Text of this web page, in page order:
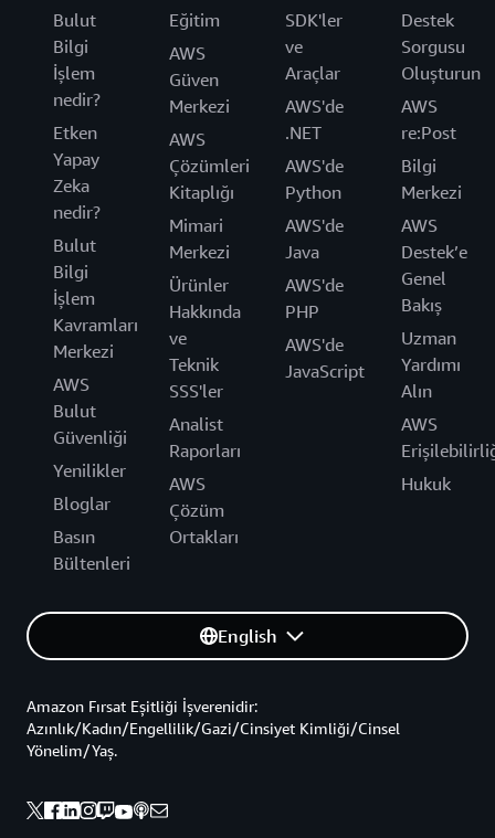
Bulut
Bilgi
İşlem
nedir?
Etken
Yapay
Zeka
nedir?
Bulut
Bilgi
İşlem
Kavramları
Merkezi
AWS
Bulut
Güvenliği
Yenilikler
Bloglar
Basın
Bültenleri
Eğitim
AWS
Güven
Merkezi
AWS
Çözümleri
Kitaplığı
Mimari
Merkezi
Ürünler
Hakkında
ve
Teknik
SSS'ler
Analist
Raporları
AWS
Çözüm
Ortakları
SDK'ler
ve
Araçlar
AWS'de
.NET
AWS'de
Python
AWS'de
Java
AWS'de
PHP
AWS'de
JavaScript
Destek
Sorgusu
Oluşturun
AWS
re:Post
Bilgi
Merkezi
AWS
Destek’e
Genel
Bakış
Uzman
Yardımı
Alın
AWS
Hukuk
English
Amazon Fırsat Eşitliği İşverenidir:
Azınlık/Kadın/Engellilik/Gazi/Cinsiyet Kimliği/Cinsel
Yönelim/Yaş.